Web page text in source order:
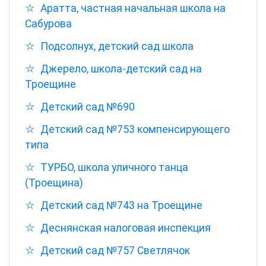
Аратта, частная начальная школа на
Сабурова
Подсолнух, детский сад школа
Джерело, школа-детский сад на
Троещине
Детский сад №690
Детский сад №753 компенсирующего
типа
ТУРБО, школа уличного танца
(Троещина)
Детский сад №743 на Троещине
Деснянская налоговая инспекция
Детский сад №757 Светлячок